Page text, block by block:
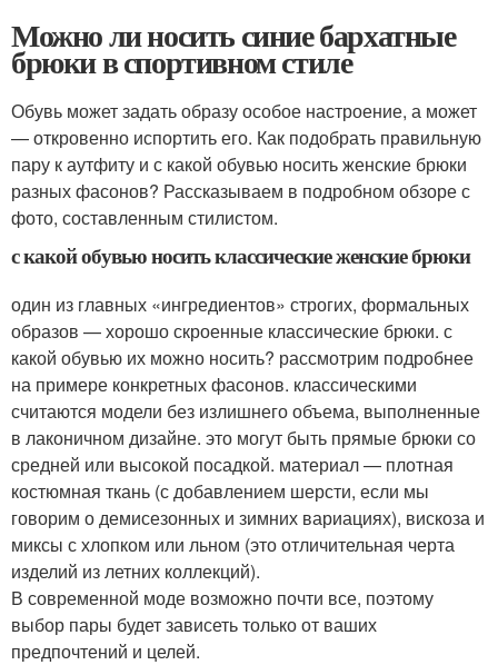
Можно ли носить синие бархатные
брюки в спортивном стиле
Обувь может задать образу особое настроение, а может
— откровенно испортить его. Как подобрать правильную
пару к аутфиту и с какой обувью носить женские брюки
разных фасонов? Рассказываем в подробном обзоре с
фото, составленным стилистом.
с какой обувью носить классические женские брюки
один из главных «ингредиентов» строгих, формальных
образов — хорошо скроенные классические брюки. с
какой обувью их можно носить? рассмотрим подробнее
на примере конкретных фасонов. классическими
считаются модели без излишнего объема, выполненные
в лаконичном дизайне. это могут быть прямые брюки со
средней или высокой посадкой. материал — плотная
костюмная ткань (с добавлением шерсти, если мы
говорим о демисезонных и зимних вариациях), вискоза и
миксы с хлопком или льном (это отличительная черта
изделий из летних коллекций).
В современной моде возможно почти все, поэтому
выбор пары будет зависеть только от ваших
предпочтений и целей.